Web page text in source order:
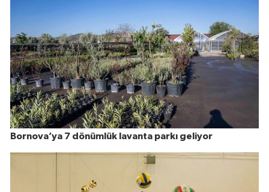
Bornova’ya 7 dönümlük lavanta parkı geliyor